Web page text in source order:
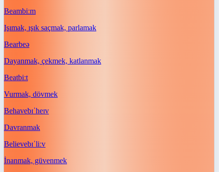
Beambiːm
Işımak, ışık saçmak, parlamak
Bearbeə
Dayanmak, çekmek, katlanmak
Beatbiːt
Vurmak, dövmek
Behavebɪˈheɪv
Davranmak
Believebɪˈliːv
İnanmak, güvenmek